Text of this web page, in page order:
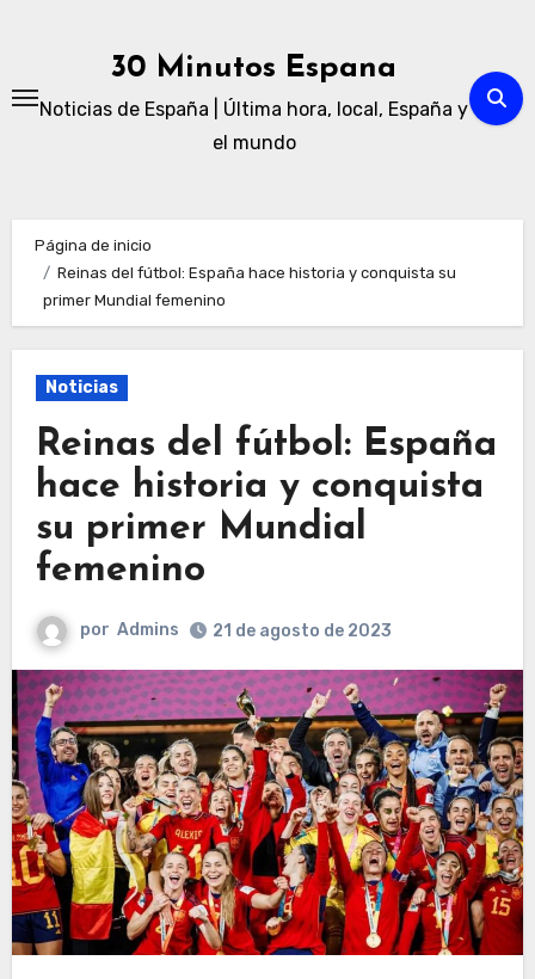
30 Minutos Espana
Noticias de España | Última hora, local, España y
el mundo
Página de inicio
Reinas del fútbol: España hace historia y conquista su
primer Mundial femenino
Noticias
Reinas del fútbol: España
hace historia y conquista
su primer Mundial
femenino
por Admins 21 de agosto de 2023